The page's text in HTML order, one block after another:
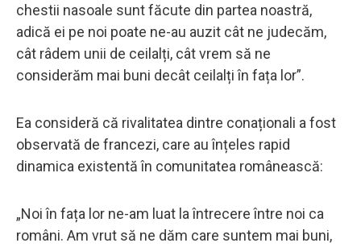
chestii nasoale sunt făcute din partea noastră,
adică ei pe noi poate ne-au auzit cât ne judecăm,
cât râdem unii de ceilalți, cât vrem să ne
considerăm mai buni decât ceilalți în fața lor”.
Ea consideră că rivalitatea dintre conaționali a fost
observată de francezi, care au înțeles rapid
dinamica existentă în comunitatea românească:
„Noi în fața lor ne-am luat la întrecere între noi ca
români. Am vrut să ne dăm care suntem mai buni,